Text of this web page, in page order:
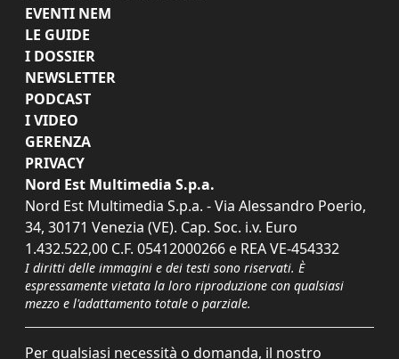
EVENTI NEM
LE GUIDE
I DOSSIER
NEWSLETTER
PODCAST
I VIDEO
GERENZA
PRIVACY
Nord Est Multimedia S.p.a.
Nord Est Multimedia S.p.a. - Via Alessandro Poerio,
34, 30171 Venezia (VE). Cap. Soc. i.v. Euro
1.432.522,00 C.F. 05412000266 e REA VE-454332
I diritti delle immagini e dei testi sono riservati. È
espressamente vietata la loro riproduzione con qualsiasi
mezzo e l'adattamento totale o parziale.
Per qualsiasi necessità o domanda, il nostro